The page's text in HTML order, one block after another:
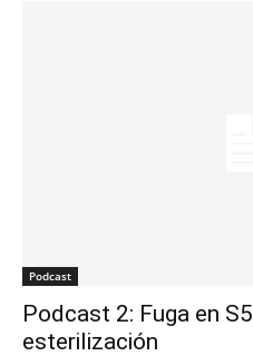
Podcast
Podcast 2: Fuga en
esterilización